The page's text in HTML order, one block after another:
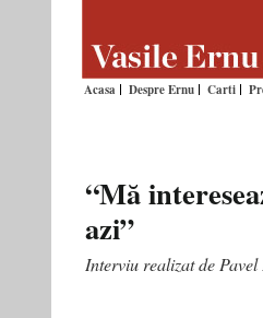
Acasa Despre Ernu Carti
“Mă
azi”
Interviu realizat de